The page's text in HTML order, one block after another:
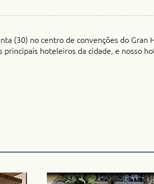
(30) no centro de convenções do Gran
principais hoteleiros da cidade, e nosso